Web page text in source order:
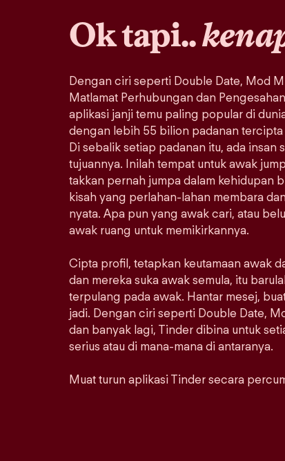
Ok tapi..
Dengan ciri seperti Double Date, Mod
Matlamat Perhubungan dan
aplikasi janji temu paling popular di
dengan lebih 55 bilion padanan
Di sebalik setiap padanan itu, ada insan
tujuannya. Inilah tempat untuk awak
takkan pernah jumpa dalam kehidupan
kisah yang perlahan-lahan membara
nyata. Apa pun yang awak cari, atau
awak ruang untuk memikirkannya.
Cipta profil, tetapkan keutamaan awak
dan mereka suka awak semula, itu
terpulang pada awak. Hantar mesej,
jadi. Dengan ciri seperti Double Date,
dan banyak lagi, Tinder dibina untuk
serius atau di mana-mana di antaranya.
Muat turun aplikasi Tinder secara